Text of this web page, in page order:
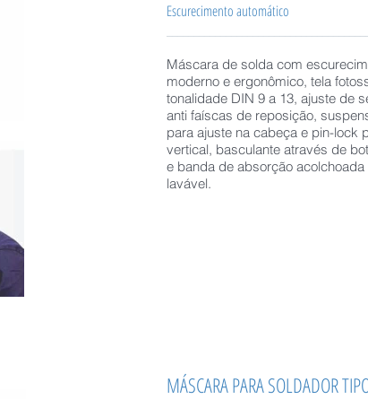
Escurecimento automático
Máscara de solda com
moderno e ergonômico, tela
tonalidade DIN 9 a 13, ajuste de
anti faíscas de reposição,
para ajuste na cabeça e pin-lock
vertical, basculante através de
e banda de absorção
lavável.
​MÁSCARA PARA SOLDADOR